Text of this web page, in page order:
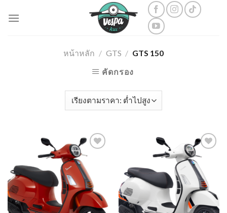
หน้าหลัก / GTS / GTS 150
คัดกรอง
Add to
wishlist
Add to
wishlist